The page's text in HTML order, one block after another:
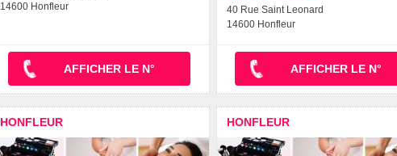
14600 Honfleur
AFFICHER LE N°
40 Rue Saint Leonard
14600 Honfleur
AFFICHER LE N°
HONFLEUR HONFLEUR